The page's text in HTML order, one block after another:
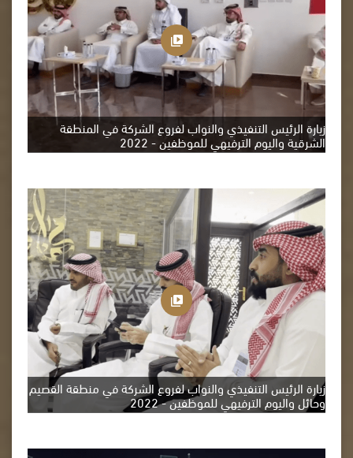
زيارة الرئيس التنفيذي والنواب لفروع الشركة في المنطقة
الشرقية واليوم الترفيهي للموظفين - 2022
زيارة الرئيس التنفيذي والنواب لفروع الشركة في منطقة القصيم
وحائل واليوم الترفيهي للموظفين - 2022